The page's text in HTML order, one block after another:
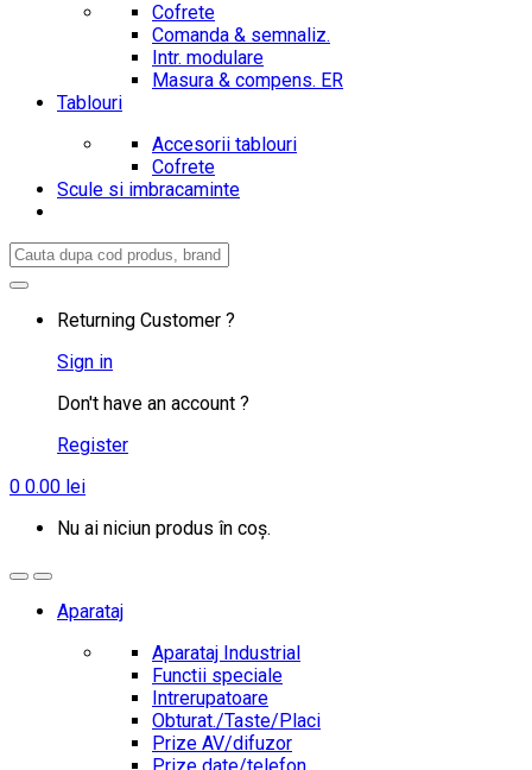
Cofrete
Comanda & semnaliz.
Intr. modulare
Masura & compens. ER
Tablouri
Accesorii tablouri
Cofrete
Scule si imbracaminte
Search
Returning Customer ?
Sign in
Don't have an account ?
Register
0 0.00 lei
Nu ai niciun produs în coș.
Aparataj
Aparataj Industrial
Functii speciale
Intrerupatoare
Obturat./Taste/Placi
Prize AV/difuzor